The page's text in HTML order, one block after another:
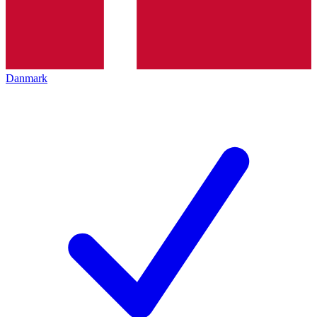
Danmark